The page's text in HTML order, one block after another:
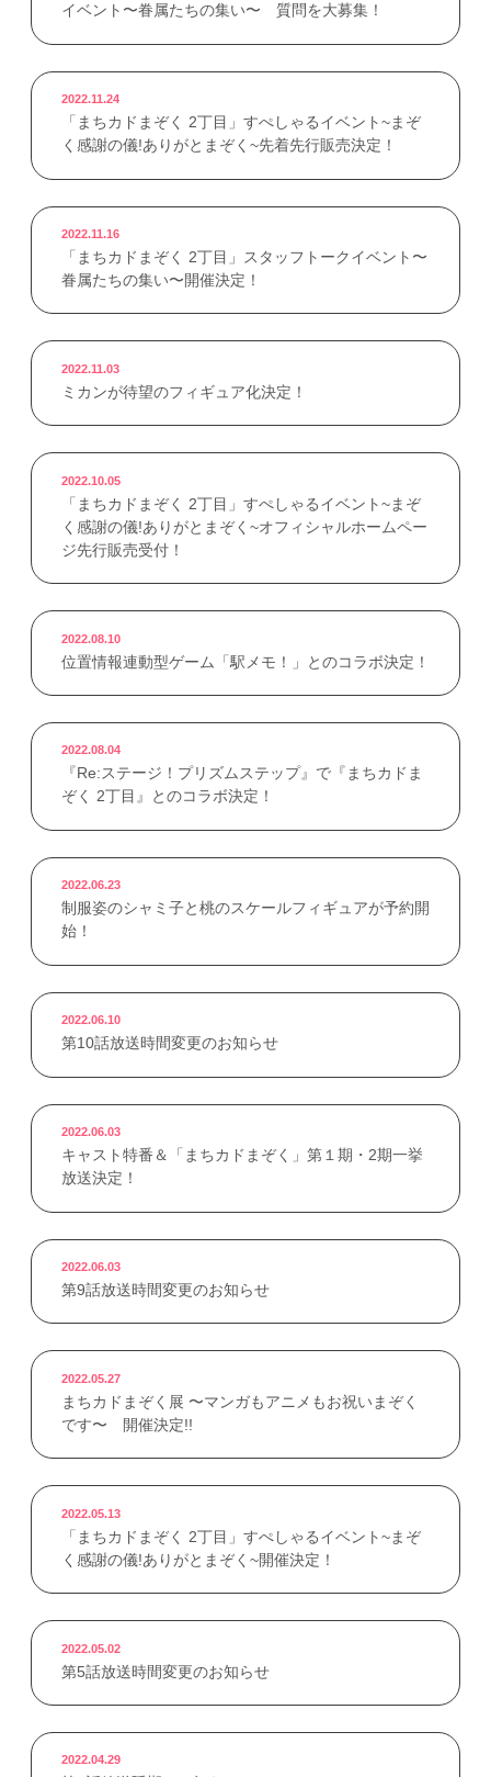
イベント〜眷属たちの集い〜 質問を大募集！
2022.11.24
「まちカドまぞく 2丁目」すぺしゃるイベント~まぞ
く感謝の儀!ありがとまぞく~先着先行販売決定！
2022.11.16
「まちカドまぞく 2丁目」スタッフトークイベント〜
眷属たちの集い〜開催決定！
2022.11.03
ミカンが待望のフィギュア化決定！
2022.10.05
「まちカドまぞく 2丁目」すぺしゃるイベント~まぞ
く感謝の儀!ありがとまぞく~オフィシャルホームペー
ジ先行販売受付！
2022.08.10
位置情報連動型ゲーム「駅メモ！」とのコラボ決定！
2022.08.04
『Re:ステージ！プリズムステップ』で『まちカドま
ぞく 2丁目』とのコラボ決定！
2022.06.23
制服姿のシャミ子と桃のスケールフィギュアが予約開
始！
2022.06.10
第10話放送時間変更のお知らせ
2022.06.03
キャスト特番＆「まちカドまぞく」第１期・2期一挙
放送決定！
2022.06.03
第9話放送時間変更のお知らせ
2022.05.27
まちカドまぞく展 〜マンガもアニメもお祝いまぞく
です〜 開催決定!!
2022.05.13
「まちカドまぞく 2丁目」すぺしゃるイベント~まぞ
く感謝の儀!ありがとまぞく~開催決定！
2022.05.02
第5話放送時間変更のお知らせ
2022.04.29